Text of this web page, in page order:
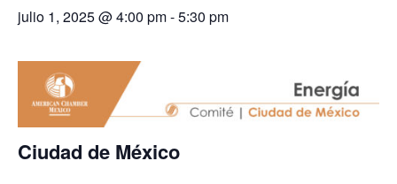
julio 1, 2025 @ 4:00 pm-5:30 pm
Ciudad de México